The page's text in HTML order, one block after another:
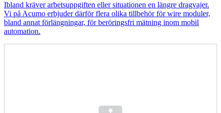
Ibland kräver arbetsuppgiften eller situationen en längre dragvajer.
Vi på Acumo erbjuder därför flera olika tillbehör för wire moduler,
bland annat förlängningar, för beröringsfri mätning inom mobil
automation.